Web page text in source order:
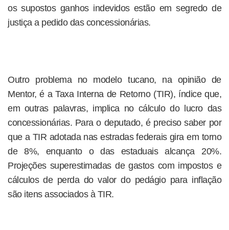
os supostos ganhos indevidos estão em segredo de
justiça a pedido das concessionárias.
Outro problema no modelo tucano, na opinião de
Mentor, é a Taxa Interna de Retorno (TIR), índice que,
em outras palavras, implica no cálculo do lucro das
concessionárias. Para o deputado, é preciso saber por
que a TIR adotada nas estradas federais gira em torno
de 8%, enquanto o das estaduais alcança 20%.
Projeções superestimadas de gastos com impostos e
cálculos de perda do valor do pedágio para inflação
são itens associados à TIR.